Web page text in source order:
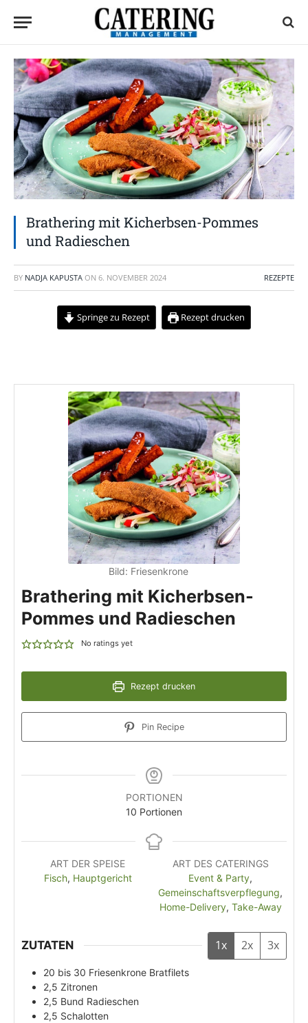
Brathering mit Kicherbsen-Pommes
und Radieschen
BY NADJA KAPUSTA ON 6. NOVEMBER 2024 REZEPTE
Springe zu Rezept Rezept drucken
Bild: Friesenkrone
Brathering mit Kicherbsen-
Pommes und Radieschen
No ratings yet
Rezept drucken
Pin Recipe
PORTIONEN
10 Portionen
ART DER SPEISE
Fisch, Hauptgericht
ART DES CATERINGS
Event & Party,
Gemeinschaftsverpflegung,
Home-Delivery, Take-Away
ZUTATEN 1x 2x 3x
20 bis 30 Friesenkrone Bratfilets
2,5 Zitronen
2,5 Bund Radieschen
2,5 Schalotten